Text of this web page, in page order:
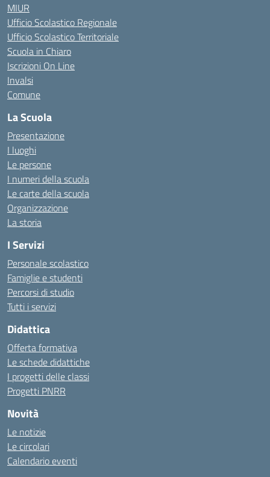
MIUR
Ufficio Scolastico Regionale
Ufficio Scolastico Territoriale
Scuola in Chiaro
Iscrizioni On Line
Invalsi
Comune
La Scuola
Presentazione
I luoghi
Le persone
I numeri della scuola
Le carte della scuola
Organizzazione
La storia
I Servizi
Personale scolastico
Famiglie e studenti
Percorsi di studio
Tutti i servizi
Didattica
Offerta formativa
Le schede didattiche
I progetti delle classi
Progetti PNRR
Novità
Le notizie
Le circolari
Calendario eventi